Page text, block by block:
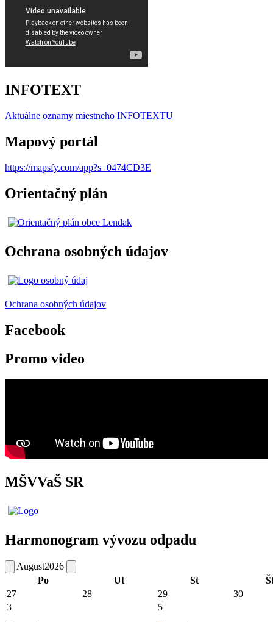
INFOTEXT
Aktuálne oznamy miestneho INFOTEXTU
Mapový portál
https://mapsfy.com/app?s=0474CD3E
Orientačný plán
Ochrana osobných údajov
Ochrana osobných údajov
Facebook
Promo video
MŠVVaŠ SR
Harmonogram vývozu odpadu
August2026
Po
Ut St
27
28 29
30
3
5